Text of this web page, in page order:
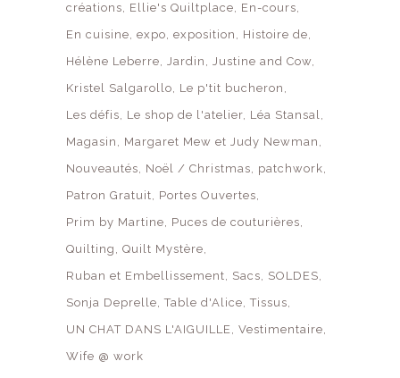
créations
Ellie's Quiltplace
En-cours
En cuisine expo exposition
Histoire de
Hélène Leberre Jardin
Justine and Cow
Kristel Salgarollo
Le p'tit bucheron
Les défis
Le shop de l'atelier Léa Stansal
Magasin
Margaret Mew et Judy Newman
Nouveautés
Noël / Christmas
patchwork
Patron Gratuit
Portes Ouvertes
Prim by Martine
Puces de couturières
Quilting
Quilt Mystère
Ruban et Embellissement
Sacs
SOLDES
Sonja Deprelle Table d'Alice Tissus
UN CHAT DANS L'AIGUILLE Vestimentaire
Wife @ work